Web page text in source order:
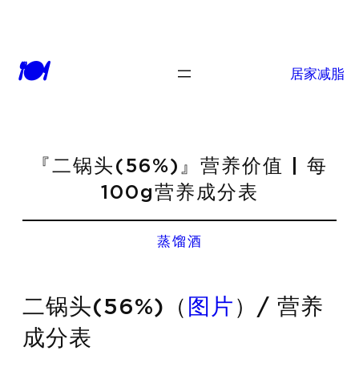
🍽 居家减脂
『二锅头(56%)』营养价值 | 每
100g营养成分表
蒸馏酒
二锅头(56%)（ 图片 ）/ 营养
成分表